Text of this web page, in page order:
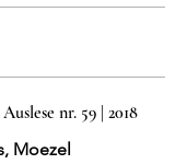
nr. 59 | 2018
Moezel